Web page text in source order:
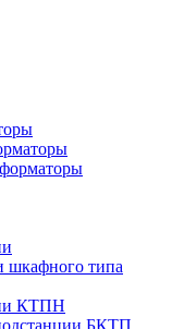
шкафного типа
КТПН
БКТП